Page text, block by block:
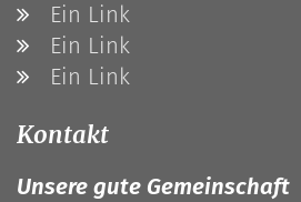
Ein Link
Ein Link
Ein Link
Kontakt
Unsere gute Gemeinschaft